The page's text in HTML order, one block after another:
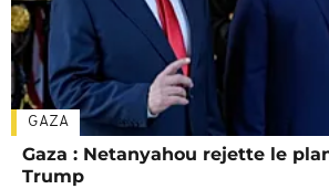
GAZA
Gaza : Netanyahou rejette le
Trump